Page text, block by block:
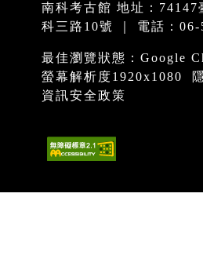
南科考古館 地址：74147
科三路10號 ｜ 電話：06-
最佳瀏覽狀態：Google
螢幕解析度1920x1080
資訊安全政策